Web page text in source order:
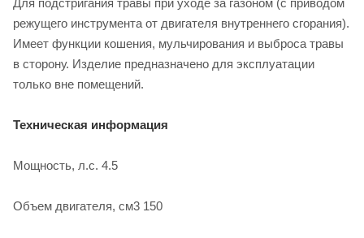
Для подстригания травы при уходе за газоном (с приводом
режущего инструмента от двигателя внутреннего сгорания).
Имеет функции кошения, мульчирования и выброса травы
в сторону. Изделие предназначено для эксплуатации
только вне помещений.
Техническая информация
Мощность, л.с. 4.5
Объем двигателя, см3 150